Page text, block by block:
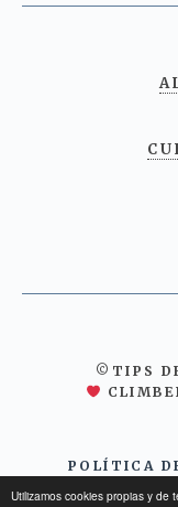
Utilizamos cookies propias y de
©TIPS
POLÍTICA